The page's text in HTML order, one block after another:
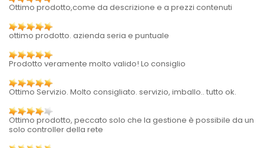
Ottimo prodotto,come da descrizione e a prezzi contenuti
ottimo prodotto. azienda seria e puntuale
Prodotto veramente molto valido! Lo consiglio
Ottimo Servizio. Molto consigliato. servizio, imballo.. tutto ok.
Ottimo prodotto, peccato solo che la gestione è possibile da un
solo controller della rete